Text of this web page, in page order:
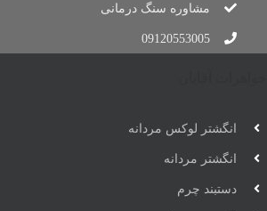
مشاوره سنگ درمانی
09120553005
انگشتر لوکس مردانه
انگشتر مردانه
دستبند چرم